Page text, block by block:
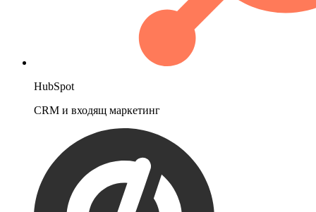
HubSpot
CRM и входящ маркетинг